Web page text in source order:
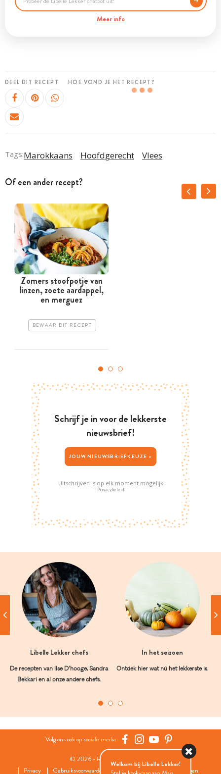
Meer info
DEEL DIT RECEPT HOE VOND JE HET RECEPT?
Tags:Marokkaans Hoofdgerecht Vlees
Of een ander recept?
Zomers stoofpotje van
linzen, zoete aardappel,
en merguez
BEWAAR DIT RECEPT
Schrijf je in voor de lekkerste
nieuwsbrief!
JOUW NIEUWSBRIEFKEUZE >
Uitschrijven is op elk moment mogelijk
Privacybeleid
Libelle Lekker chefs
De recepten van Ilse D’hooge, Sandra
Bekkari en al onze andere chefs.
In het seizoen
Ontdek hier wat nú het lekkerste is.
Volg ons ook op sociale media:
© 2026 - Roularta Media Group
Privacy
Gebruiksvoorwaarden Cookies Cookies instellingen
Welkom bij Libelle Lekker!